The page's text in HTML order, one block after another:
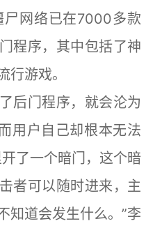
尸网络已在7000多款
程序，其中包括了神
行游戏。
门程序，就会沦为
用户自己却根本无法
了一个暗门，这个暗
者可以随时进来，主
知道会发生什么。”李